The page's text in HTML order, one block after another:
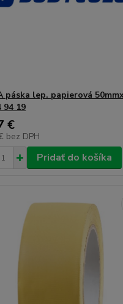
páska lep. papierová
94 19
€
bez DPH
Pridať do košíka